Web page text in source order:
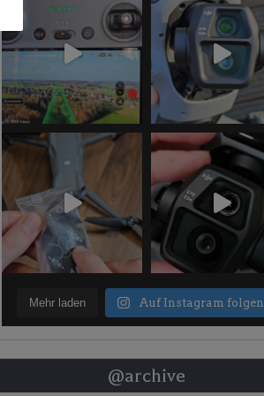
Mehr laden Auf Instagram folgen
@archive